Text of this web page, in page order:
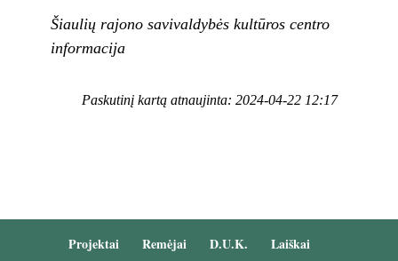
Šiaulių rajono savivaldybės kultūros centro
informacija
Paskutinį kartą atnaujinta: 2024-04-22 12:17
Projektai Remėjai D.U.K.
Laiškai